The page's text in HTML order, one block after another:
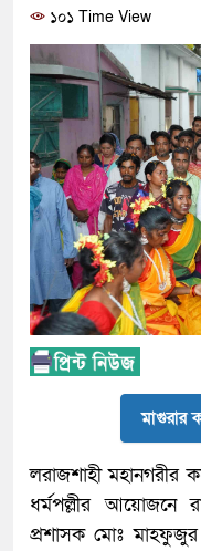
১০১ Time View
মাগুরার
লরাজশাহী মহানগরীর
ধর্মপল্লীর আয়োজনে
প্রশাসক মোঃ মাহফুজুর